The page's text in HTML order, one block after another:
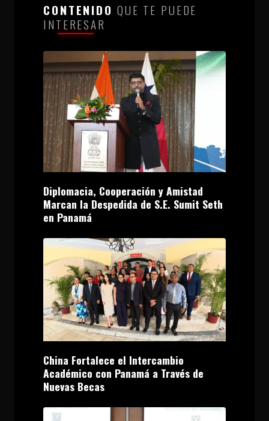
CONTENIDO QUE TE PUEDE
INTERESAR
Diplomacia, Cooperación y Amistad
Marcan la Despedida de S.E. Sumit Seth
en Panamá
China Fortalece el Intercambio
Académico con Panamá a Través de
Nuevas Becas